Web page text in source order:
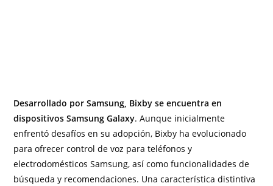
Desarrollado por Samsung, Bixby se encuentra en
dispositivos Samsung Galaxy. Aunque inicialmente
enfrentó desafíos en su adopción, Bixby ha evolucionado
para ofrecer control de voz para teléfonos y
electrodomésticos Samsung, así como funcionalidades de
búsqueda y recomendaciones. Una característica distintiva